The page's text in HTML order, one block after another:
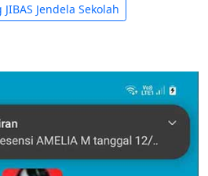
Jendela Sekolah